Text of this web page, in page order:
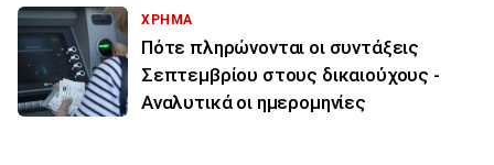
ΧΡΗΜΑ
Πότε πληρώνονται οι συντάξεις
Σεπτεμβρίου στους δικαιούχους -
Αναλυτικά οι ημερομηνίες